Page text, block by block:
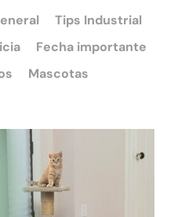
Tips Industrial
Fecha importante
Mascotas